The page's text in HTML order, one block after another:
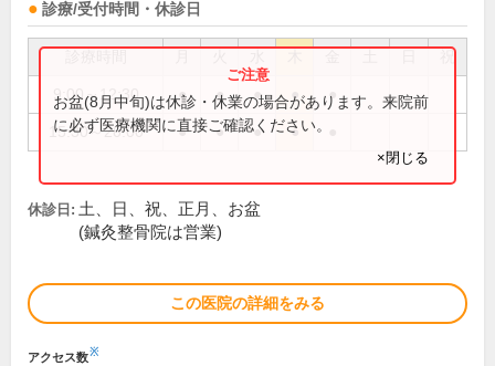
診療/受付時間・休診日
祝
9:00～12:30 ● ● ● ● ●
15:30～20:00 ● ● ● ●
お盆(8月中旬)は休診・休業の場合があります。来院前
に必ず医療機関に直接ご確認ください。
×閉じる
休診日: 土、日、祝、正月、お盆
(鍼灸整骨院は営業)
この医院の詳細をみる
アクセス数※